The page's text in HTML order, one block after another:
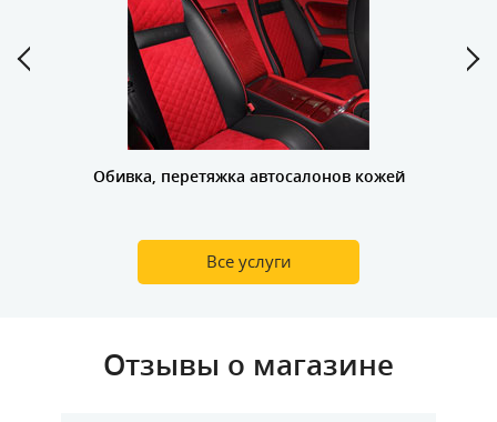
Обивка, перетяжка автосалонов кожей
Все услуги
Отзывы о магазине